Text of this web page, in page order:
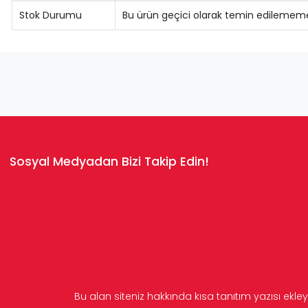
Stok Durumu Bu ürün geçici olarak temin
Sosyal Medyadan Bizi Takip Edin!
Bu alan siteniz hakkında kısa tanıtım yazısı